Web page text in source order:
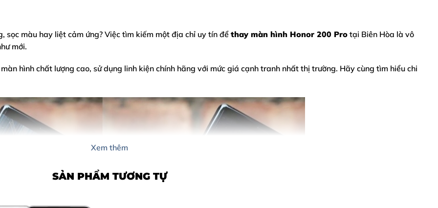
sọc màu hay liệt cảm ứng? Việc tìm kiếm một địa chỉ uy tín để thay màn hình Honor 200 Pro tại Biên Hòa là vô
mới.
hình chất lượng cao, sử dụng linh kiện chính hãng với mức giá cạnh tranh nhất thị trường. Hãy cùng tìm hiểu chi
Xem thêm
SẢN PHẨM TƯƠNG TỰ